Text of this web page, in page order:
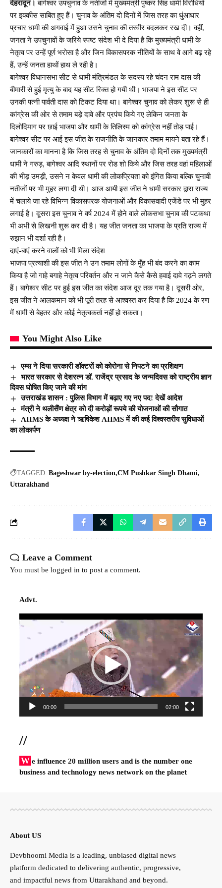
देहरादून। बागेश्वर उपचुनाव के नतीजों में मुख्यमंत्री पुष्कर सिंह धामी विरोधियों
पर इक्कीस साबित हुए हैं। चुनाव के अंतिम दो दिनों में जिस तरह का धुंआधार
प्रचार धामी की अगवाई में हुआ उसने चुनाव की तस्वीर बदलकर रख दी। वहीं,
जनता ने उपचुनावों के जरिये स्पष्ट संदेश भी दे दिया है कि मुख्यमंत्री धामी के
नेतृत्व पर उन्हें पूर्ण भरोसा है और जिन विकासपरक नीतियों के साथ वे आगे बढ़ रहे
हैं, उन्हें जनता हाथों हाथ ले रही है।
बागेश्वर विधानसभा सीट से धामी मंत्रिमंडल के सदस्य रहे चंदन राम दास की
बीमारी से हुई मृत्यु के बाद यह सीट रिक्त हो गयी थी। भाजपा ने इस सीट पर
उनकी पत्नी पार्वती दास को टिकट दिया था। बागेश्वर चुनाव को लेकर शुरू से ही
कांग्रेस की ओर से तमाम बड़े दावे और प्रपंच किये गए लेकिन जनता के
दिलोदिमाग पर छाई भाजपा और धामी के तिलिस्म को कांग्रेस नहीं तोड़ पाई।
बागेश्वर सीट पर आई इस जीत के राजनीति के जानकार तमाम मायने बता रहे हैं।
जानकारों का मानना है कि जिस तरह से चुनाव के अंतिम दो दिनों तक मुख्यमंत्री
धामी ने गरुड़, बागेश्वर आदि स्थानों पर रोड शो किये और जिस तरह वहां महिलाओं
की भीड़ उमड़ी, उसने न केवल धामी की लोकप्रियता को इंगित किया बल्कि चुनावी
नतीजों पर भी मुहर लगा दी थी। आज आयी इस जीत ने धामी सरकार द्वारा राज्य
में चलाये जा रहे विभिन्न विकासपरक योजनाओं और विकासवादी एजेंडे पर भी मुहर
लगाई है। दूसरा इस चुनाव ने वर्ष 2024 में होने वाले लोकसभा चुनाव की पटकथा
भी अभी से लिखनी शुरू कर दी है। यह जीत जनता का भाजपा के प्रति राज्य में
रुझान भी दर्शा रही है।
दाएं-बाएं करने वालों को भी मिला संदेश
भाजपा प्रत्याशी की इस जीत ने उन तमाम लोगों के मुँह भी बंद करने का काम
किया है जो गाहे बगाहे नेतृत्व परिवर्तन और न जाने कैसे कैसे हवाई दावे गढ़ने लगते
हैं। बागेश्वर सीट पर हुई इस जीत का संदेश आज दूर तक गया है। दूसरी ओर,
इस जीत ने आलकमान को भी पूरी तरह से आश्वस्त कर दिया है कि 2024 के रण
में धामी से बेहतर और कोई नेतृत्वकर्ता नहीं हो सकता।
You Might Also Like
एम्स ने दिया सरकारी डॉक्टरों को कोरोना से निपटने का प्रशिक्षण
भारत सरकार से देशरत्न डॉ. राजेंद्र प्रसाद के जन्मदिवस को राष्ट्रीय ज्ञान
दिवस घोषित किए जाने की मांग
उत्तराखंड शासन : पुलिस विभाग में बढ़ाए गए नए पद! देखें आदेश
मंत्री ने थलीसैंण क्षेत्र को दी करोड़ों रूपये की योजनाओं की सौगात
AIIMS के अध्यक्ष ने ऋषिकेश AIIMS में की कई विश्वस्तरीय सुविधाओं
का लोकार्पण
TAGGED: Bageshwar by-election CM Pushkar Singh Dhami
Uttarakhand
Leave a Comment
You must be logged in to post a comment.
Advt.
Video
00:00 02:00
//
W e influence 20 million users and is the number one
business and technology news network on the planet
About US
Devbhoomi Media is a leading, unbiased digital news
platform dedicated to delivering authentic, progressive,
and impactful news from Uttarakhand and beyond.